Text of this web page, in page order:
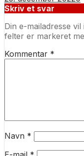
Skriv et svar
Din e-mailadresse
felter er markeret
Kommentar *
Navn *